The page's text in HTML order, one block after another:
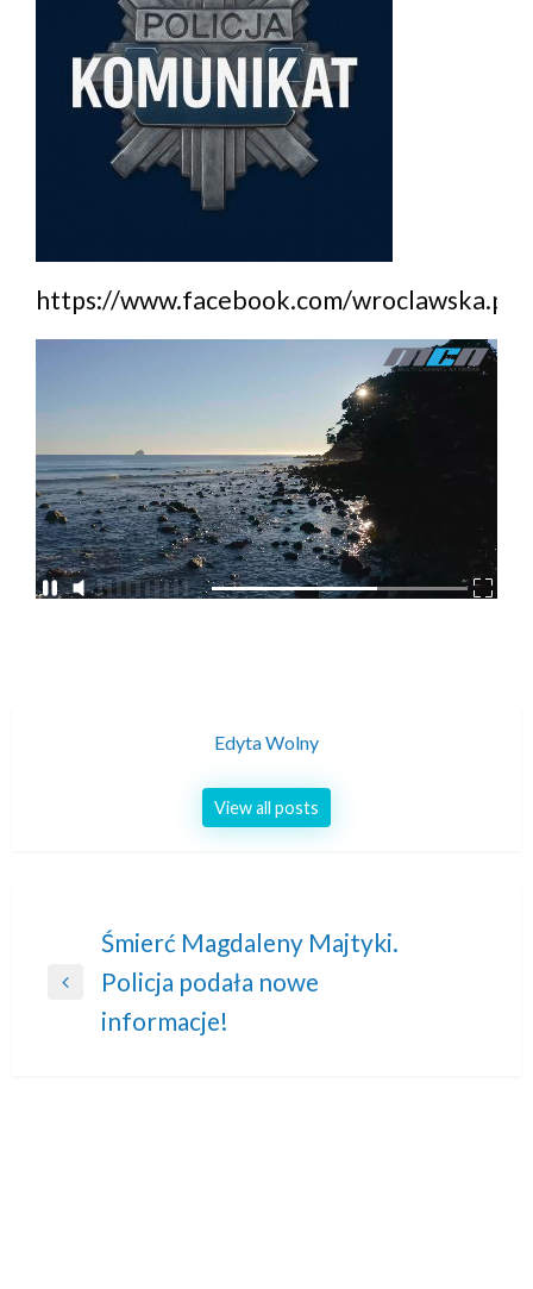
https://www.facebook.com/
Edyta Wolny
View all posts
Nawigacja
wpisu
Previous
Śmierć Magdaleny Majtyki.
Policja podała nowe
informacje!